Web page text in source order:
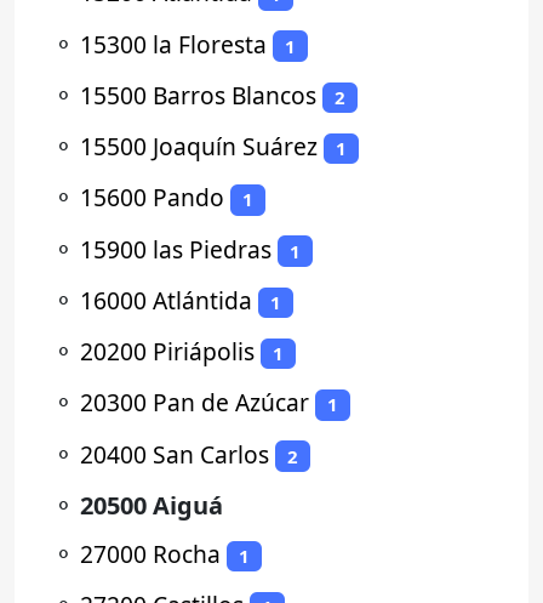
⚬ 15300 la Floresta 1
⚬ 15500 Barros Blancos 2
⚬ 15500 Joaquín Suárez 1
⚬ 15600 Pando 1
⚬ 15900 las Piedras 1
⚬ 16000 Atlántida 1
⚬ 20200 Piriápolis 1
⚬ 20300 Pan de Azúcar 1
⚬ 20400 San Carlos 2
⚬ 20500 Aiguá
⚬ 27000 Rocha 1